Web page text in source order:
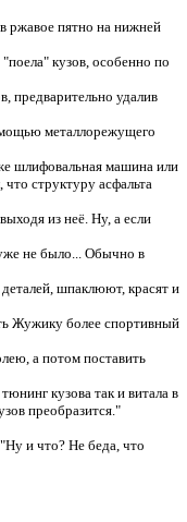
ржавое пятно на нижней
кузов, особенно по
предварительно удалив
металлорежущего
шлифовальная машина или
что структуру асфальта
из неё. Ну, а если
не было... Обычно в
деталей, шпаклюют, красят и
Жужику более спортивный
а потом поставить
кузова так и витала в
преобразится."
и что? Не беда, что